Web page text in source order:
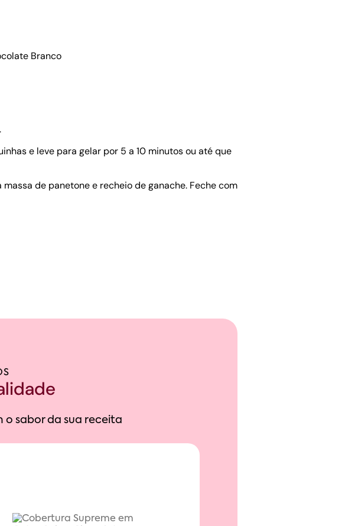
Branco
e leve para gelar por 5 a 10 minutos ou até que
de panetone e recheio de ganache. Feche com
o sabor da sua receita